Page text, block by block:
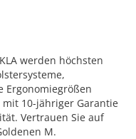
werden höchsten
Ergonomiegrößen
10-jähriger Garantie
Vertrauen Sie auf
M.